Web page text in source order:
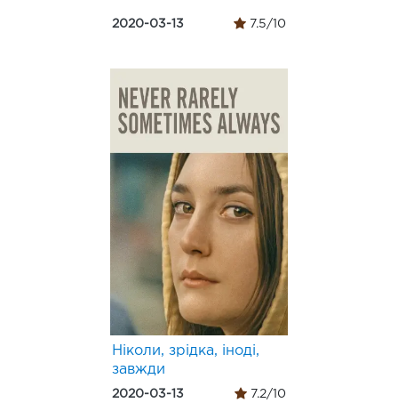
2020-03-13 7.5/10
Ніколи, зрідка, іноді,
завжди
2020-03-13 7.2/10